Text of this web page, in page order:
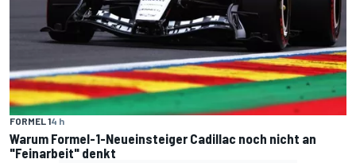
FORMEL 14 h
Warum Formel-1-Neueinsteiger Cadillac noch nicht an
"Feinarbeit" denkt